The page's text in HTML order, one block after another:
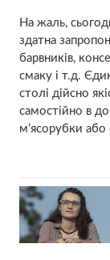
На жаль,
здатна
барвників,
смаку і т.д.
столі дійсно
самостійно в
м’ясорубки